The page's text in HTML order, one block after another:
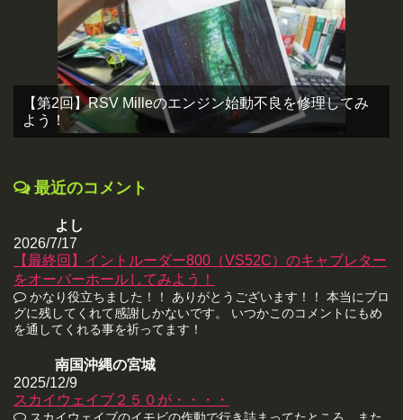
【第2回】RSV Milleのエンジン始動不良を修理してみ
よう！
最近のコメント
よし
2026/7/17
【最終回】イントルーダー800（VS52C）のキャブレター
をオーバーホールしてみよう！
かなり役立ちました！！ ありがとうございます！！ 本当にブロ
グに残してくれて感謝しかないです。 いつかこのコメントにもめ
を通してくれる事を祈ってます！
南国沖縄の宮城
2025/12/9
スカイウェイブ２５０が・・・・